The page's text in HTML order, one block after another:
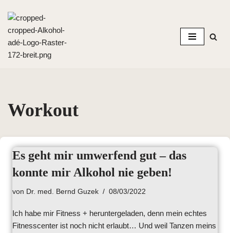
Zum
Inhalt
springen
Workout
Es geht mir umwerfend gut – das
konnte mir Alkohol nie geben!
von Dr. med. Bernd Guzek 08/03/2022
Ich habe mir Fitness + heruntergeladen, denn mein echtes
Fitnesscenter ist noch nicht erlaubt… Und weil Tanzen meins